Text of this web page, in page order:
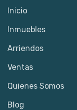
Inicio
Inmuebles
Arriendos
Ventas
Quienes Somos
Blog